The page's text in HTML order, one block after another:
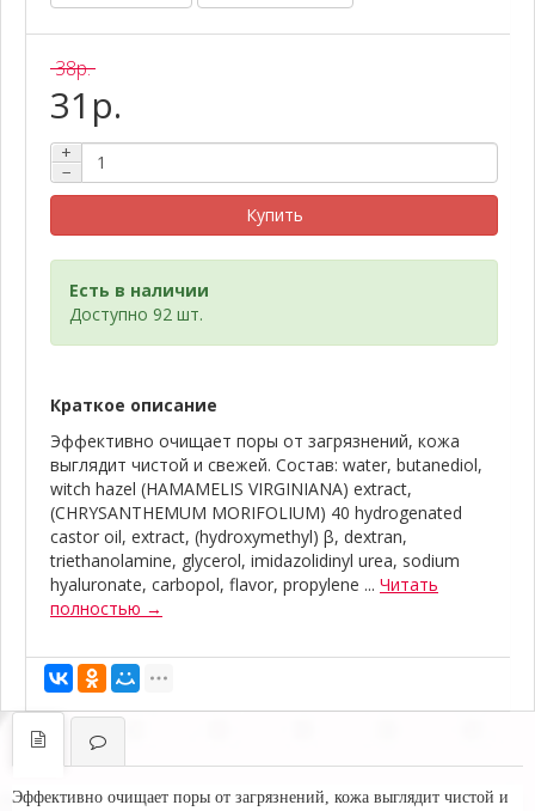
38р.
31р.
+
−
Купить
Есть в наличии
Доступно 92 шт.
Краткое описание
Эффективно очищает поры от загрязнений, кожа
выглядит чистой и свежей. Состав: water, butanediol,
witch hazel (HAMAMELIS VIRGINIANA) extract,
(CHRYSANTHEMUM MORIFOLIUM) 40 hydrogenated
castor oil, extract, (hydroxymethyl) β, dextran,
triethanolamine, glycerol, imidazolidinyl urea, sodium
hyaluronate, carbopol, flavor, propylene ... Читать
полностью →
Эффективно очищает поры от загрязнений, кожа выглядит чистой и